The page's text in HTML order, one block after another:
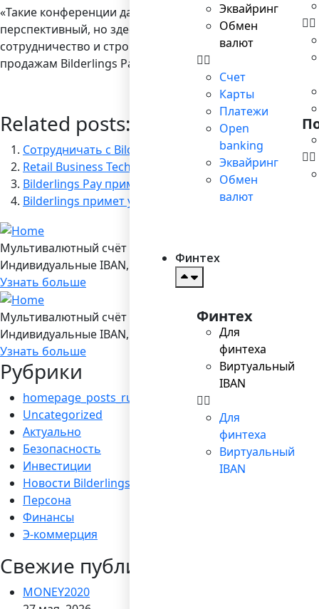
Эквайринг
Обмен
валют
Счет
Карты
Платежи
Open
banking
Эквайринг
Обмен
валют
Финтех
Финтех
Для
финтеха
Виртуальный
IBAN
Для
финтеха
Виртуальный
IBAN
«Такие конференции дают возможность пообщаться с
перспективный, но здесь есть своя специфика, о
сотрудничество и строится на этом взаимопонимании,
продажам Bilderlings Pay после посещения Гонконга.
Related posts:
Сотрудничать с Bilderlings стало еще удобней
Retail Business Technology Expo 2018: о тенденциях
Bilderlings Pay примет участие в конференции iFX
Bilderlings примет участие в DevTernity в качестве
Мультивалютный счёт в Bilderlings
Индивидуальные IBAN, 19 валют, платежы SEPA/ SEPA
Узнать больше
Мультивалютный счёт в Bilderlings
Индивидуальные IBAN, 19 валют, платежы SEPA/ SEPA
Узнать больше
Рубрики
homepage_posts_ru
Uncategorized
Актуально
Безопасность
Инвестиции
Новости Bilderlings
Персона
Финансы
Э-коммерция
Свежие публикации
MONEY2020